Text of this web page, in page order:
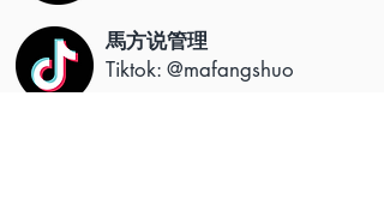
馬方说管理
Tiktok: @mafangshuo